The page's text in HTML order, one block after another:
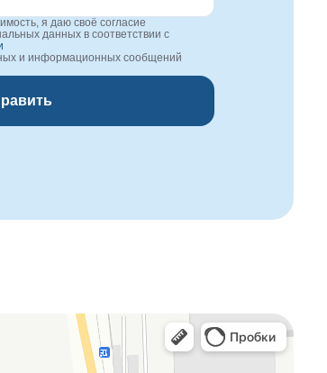
я даю своё согласие
данных в соответствии с
и информационных сообщений